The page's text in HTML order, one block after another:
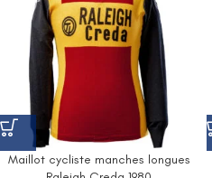
Maillot cycliste manches longues